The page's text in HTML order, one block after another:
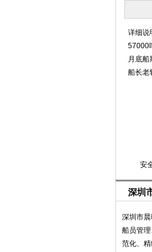
详细说
57000
月底
船长
安
深圳
深圳市
船员管
范化、